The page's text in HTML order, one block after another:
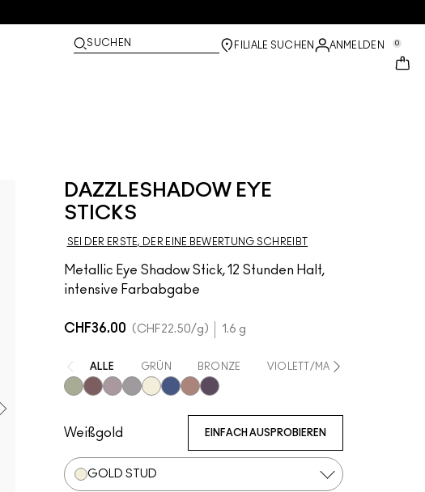
SUCHEN FILIALE SUCHEN ANMELDEN 0
DAZZLESHADOW EYE
STICKS
SEI DER ERSTE, DER EINE BEWERTUNG SCHREIBT
Metallic Eye Shadow Stick, 12 Stunden Halt,
intensive Farbabgabe
CHF36.00 CHF22.50/g 1.6 g
ALLE GRÜN BRONZE VIOLETT/MAUVE
Weißgold EINFACH AUSPROBIEREN
GOLD STUD